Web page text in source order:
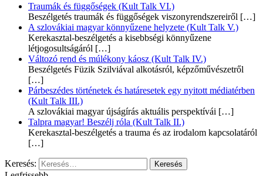
Traumák és függőségek (Kult Talk VI.)
Beszélgetés traumák és függőségek viszonyrendszereiről […]
A szlovákiai magyar könnyűzene helyzete (Kult Talk V.)
Kerekasztal-beszélgetés a kisebbségi könnyűzene
létjogosultságáról […]
Változó rend és múlékony káosz (Kult Talk IV.)
Beszélgetés Füzik Szilviával alkotásról, képzőművészetről
[…]
Párbeszédes történetek és határesetek egy nyitott médiatérben
(Kult Talk III.)
A szlovákiai magyar újságírás aktuális perspektívái […]
Talpra magyar! Beszélj róla (Kult Talk II.)
Kerekasztal-beszélgetés a trauma és az irodalom kapcsolatáról
[…]
Keresés: